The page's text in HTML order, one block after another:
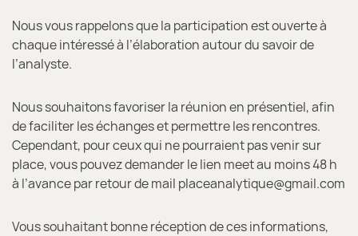
Nous vous rappelons que la participation est ouverte à
chaque intéressé à l’élaboration autour du savoir de
l’analyste.
Nous souhaitons favoriser la réunion en présentiel, afin
de faciliter les échanges et permettre les rencontres.
Cependant, pour ceux qui ne pourraient pas venir sur
place, vous pouvez demander le lien meet au moins 48 h
à l’avance par retour de mail placeanalytique@gmail.com
Vous souhaitant bonne réception de ces informations,